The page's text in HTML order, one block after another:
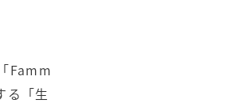
Famm
る「生